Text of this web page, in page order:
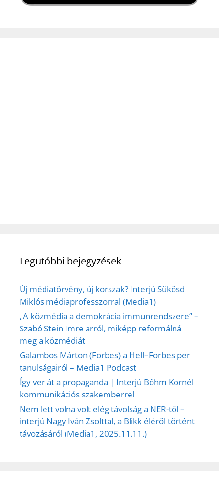
Legutóbbi bejegyzések
Új médiatörvény, új korszak? Interjú Sükösd
Miklós médiaprofesszorral (Media1)
„A közmédia a demokrácia immunrendszere” –
Szabó Stein Imre arról, miképp reformálná
meg a közmédiát
Galambos Márton (Forbes) a Hell–Forbes per
tanulságairól – Media1 Podcast
Így ver át a propaganda | Interjú Bőhm Kornél
kommunikációs szakemberrel
Nem lett volna volt elég távolság a NER-től –
interjú Nagy Iván Zsolttal, a Blikk éléről történt
távozásáról (Media1, 2025.11.11.)